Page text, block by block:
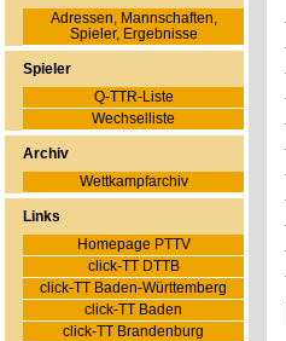
Adressen, Mannschaften,
Spieler, Ergebnisse
Spieler
Q-TTR-Liste
Wechselliste
Archiv
Wettkampfarchiv
Links
Homepage PTTV
click-TT DTTB
click-TT Baden-Württemberg
click-TT Baden
click-TT Brandenburg